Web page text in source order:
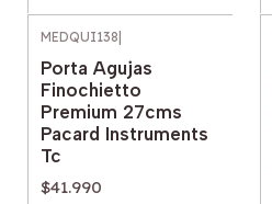
MEDQUI138
Porta Agujas
Finochietto
Premium 27cms
Pacard Instruments
Tc
$41.990